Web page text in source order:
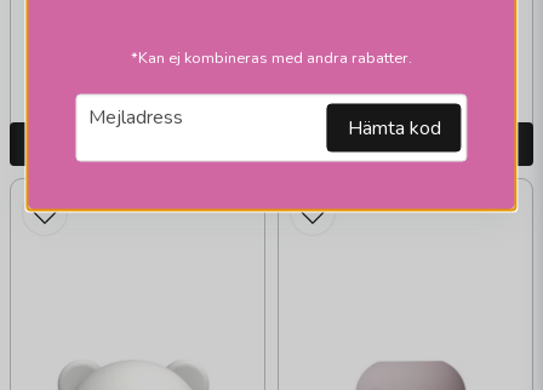
Skickas inom 2-10
vardagar
Skickas inom 2-10
vardagar
LÄGG I VARUKORGEN
*Kan ej kombineras med andra rabatter.
email
Mejladress Hämta kod